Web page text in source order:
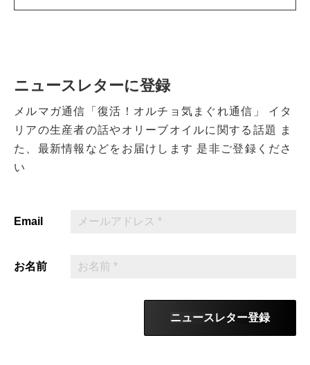
ニュースレターに登録
メルマガ通信「復活！オルチョ気まぐれ通信」
イタ
リアの生産者の話やオリーブオイルに関する話題
ま
た、最新情報などをお届けします 是非ご登録くださ
い
Email
お名前
ニュースレター登録